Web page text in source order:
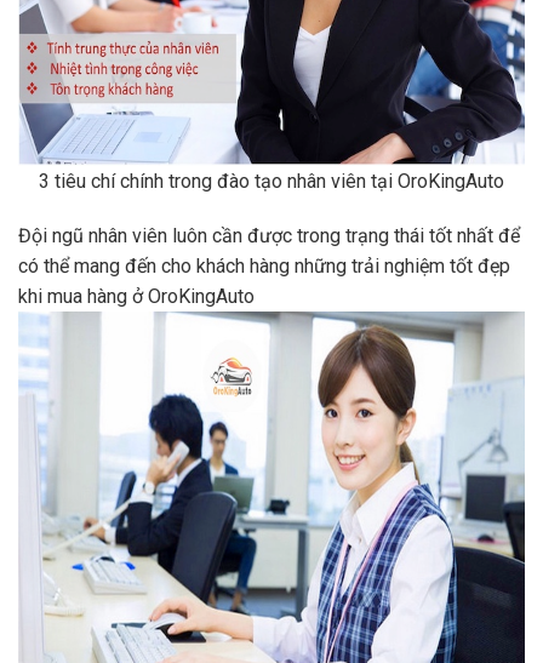
3 tiêu chí chính trong đào tạo nhân viên tại OroKingAuto
Đội ngũ nhân viên luôn cần được trong trạng thái tốt nhất để
có thể mang đến cho khách hàng những trải nghiệm tốt đẹp
khi mua hàng ở OroKingAuto